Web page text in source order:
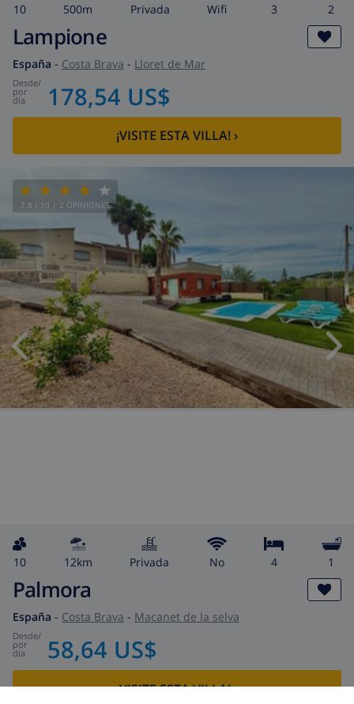
10 500m privada wifi 3 2
Lampione
España - Costa Brava - Lloret de Mar
desde/
por
día 178,54 US$
¡VISITE ESTA VILLA! ›
7.8 / 10 | 2 OPINIONES
10 12km privada No 4 1
Palmora
España - Costa Brava - Macanet de la selva
desde/
por
día 58,64 US$
¡VISITE ESTA VILLA!›